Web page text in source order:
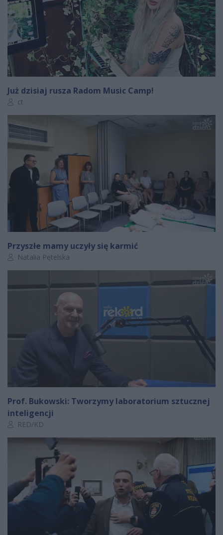
Już dzisiaj rusza Radom Music Camp!
Autor artykułu:
ct
Przyszłe mamy uczyły się karmić
Autor artykułu:
Natalia Pętelska
Prof. Bukowski: Tworzymy laboratorium sztucznej
inteligencji
Autor artykułu:
RED/KD